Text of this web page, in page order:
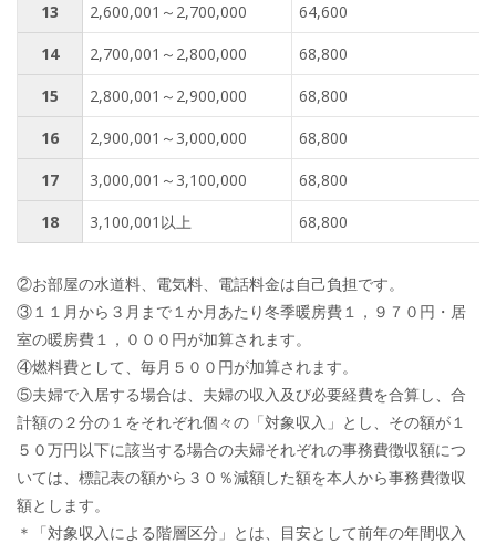
13
2,600,001～2,700,000
64,600
14
2,700,001～2,800,000
68,800
15
2,800,001～2,900,000
68,800
16
2,900,001～3,000,000
68,800
17
3,000,001～3,100,000
68,800
18
3,100,001以上 68,800
②お部屋の水道料、電気料、電話料金は自己負担です。
③１１月から３月まで１か月あたり冬季暖房費１，９７０円・居
室の暖房費１，０００円が加算されます。
④燃料費として、毎月５００円が加算されます。
⑤夫婦で入居する場合は、夫婦の収入及び必要経費を合算し、合
計額の２分の１をそれぞれ個々の「対象収入」とし、その額が１
５０万円以下に該当する場合の夫婦それぞれの事務費徴収額につ
いては、標記表の額から３０％減額した額を本人から事務費徴収
額とします。
＊「対象収入による階層区分」とは、目安として前年の年間収入